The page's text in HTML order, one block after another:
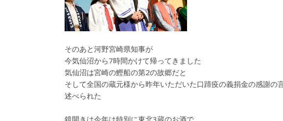
そのあと河野宮崎県知事が
今気仙沼から7時間かけて帰ってきました
気仙沼は宮崎の鰹船の第2の故郷だと
そして全国の蔵元様から昨年いただいた口蹄疫の義捐金の感謝の
述べられた
鏡開きは今年は特別に東北3蔵のお酒で